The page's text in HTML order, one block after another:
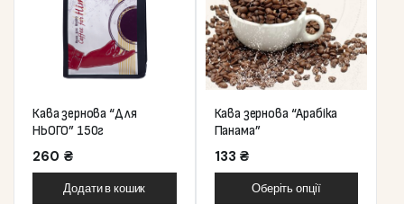
Кава зернова “Для
НЬОГО” 150г
260 ₴
Додати в кошик
Кава зернова “Арабіка
Панама”
133₴
Оберіть опції